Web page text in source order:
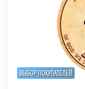
ВЫБОР ПОКУПАТЕЛЕЙ